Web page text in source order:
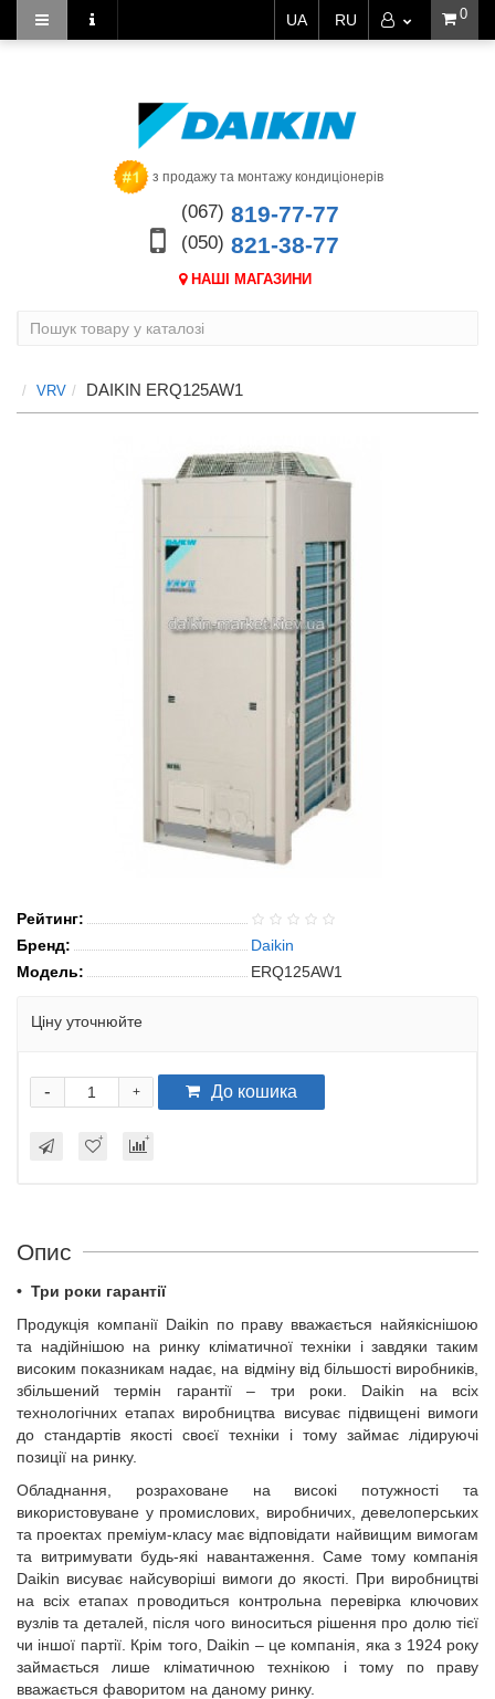
0
UA RU
з продажу та монтажу кондиціонерів
(067) 819-77-77
(050) 821-38-77
НАШІ МАГАЗИНИ
VRV DAIKIN ERQ125AW1
Рейтинг:
Бренд:
Daikin
Модель:
ERQ125AW1
Ціну уточнюйте
+
- До кошика
Опис
• Три роки гарантії
Продукція компанії Daikin по праву вважається найякіснішою
та надійнішою на ринку кліматичної техніки і завдяки таким
високим показникам надає, на відміну від більшості виробників,
збільшений термін гарантії – три роки. Daikin на всіх
технологічних етапах виробництва висуває підвищені вимоги
до стандартів якості своєї техніки і тому займає лідируючі
позиції на ринку.
Обладнання, розраховане на високі потужності та
використовуване у промислових, виробничих, девелоперських
та проектах преміум-класу має відповідати найвищим вимогам
та витримувати будь-які навантаження. Саме тому компанія
Daikin висуває найсуворіші вимоги до якості. При виробництві
на всіх етапах проводиться контрольна перевірка ключових
вузлів та деталей, після чого виноситься рішення про долю тієї
чи іншої партії. Крім того, Daikin – це компанія, яка з 1924 року
займається лише кліматичною технікою і тому по праву
вважається фаворитом на даному ринку.